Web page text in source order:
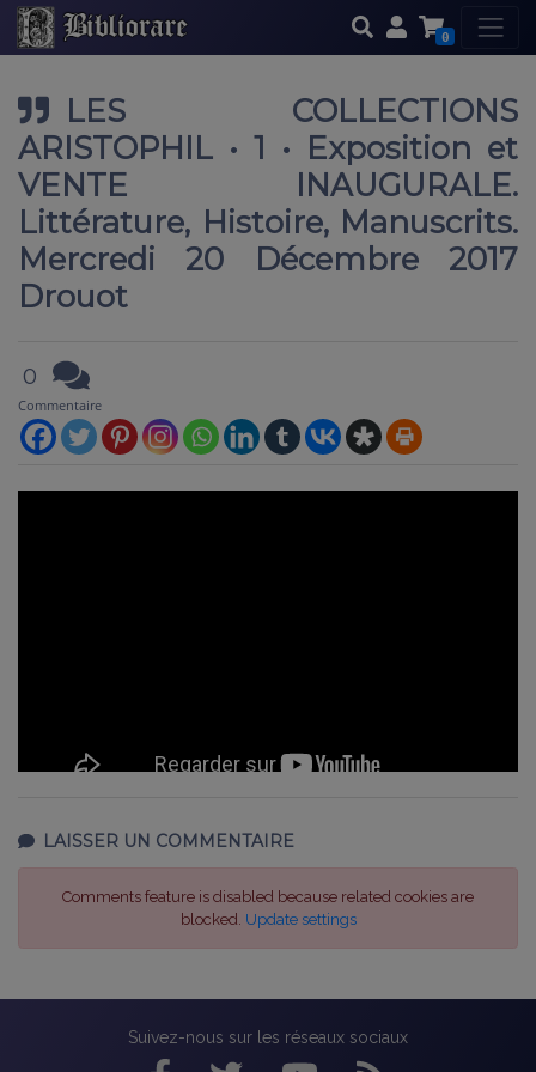
0
LES COLLECTIONS
ARISTOPHIL • 1 • Exposition et
VENTE INAUGURALE.
Littérature, Histoire, Manuscrits.
Mercredi 20 Décembre 2017
Drouot
0
Commentaire
LAISSER UN COMMENTAIRE
Comments feature is disabled because related cookies are
blocked. Update settings
Suivez-nous sur les réseaux sociaux